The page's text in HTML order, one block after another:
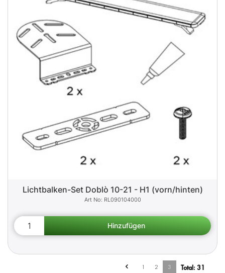
Lichtbalken-Set Doblò 10-21 - H1 (vorn/hinten)
RL090104000
1 2 3 Total: 31